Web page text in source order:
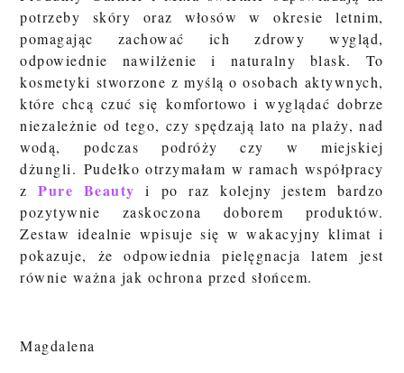
potrzeby skóry oraz włosów w okresie letnim,
pomagając zachować ich zdrowy wygląd,
odpowiednie nawilżenie i naturalny blask. To
kosmetyki stworzone z myślą o osobach aktywnych,
które chcą czuć się komfortowo i wyglądać dobrze
niezależnie od tego, czy spędzają lato na plaży, nad
wodą, podczas podróży czy w miejskiej
dżungli. Pudełko otrzymałam w ramach współpracy
zPure Beauty i po raz kolejny jestem bardzo
pozytywnie zaskoczona doborem produktów.
Zestaw idealnie wpisuje się w wakacyjny klimat i
pokazuje, że odpowiednia pielęgnacja latem jest
równie ważna jak ochrona przed słońcem.
Magdalena